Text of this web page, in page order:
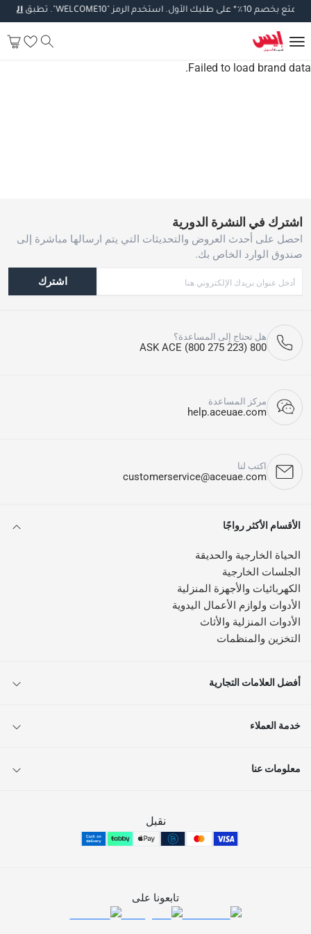
بخصم10 ٪*على طلبك الأول.استخدم الرمز"WELCOME10". تطبق
Failed to load brand data.
اشترك في النشرة الدورية
احصل على أحدث العروض والتحديثات التي يتم ارسالها مباشرة إلى
صندوق الوارد الخاص بك.
اشترك
هل تحتاج إلى المساعدة؟
800 ASK ACE (800 275 223)
مركز المساعدة
help.aceuae.com
اكتب لنا
customerservice@aceuae.com
الأقسام الأكثر رواجًا
الحياة الخارجية والحديقة
الجلسات الخارجية
الكهربائيات والأجهزة المنزلية
الأدوات ولوازم الأعمال اليدوية
الأدوات المنزلية والأثاث
التخزين والمنظمات
أفضل العلامات التجارية
خدمة العملاء
معلومات عنا
نقبل
تابعونا على